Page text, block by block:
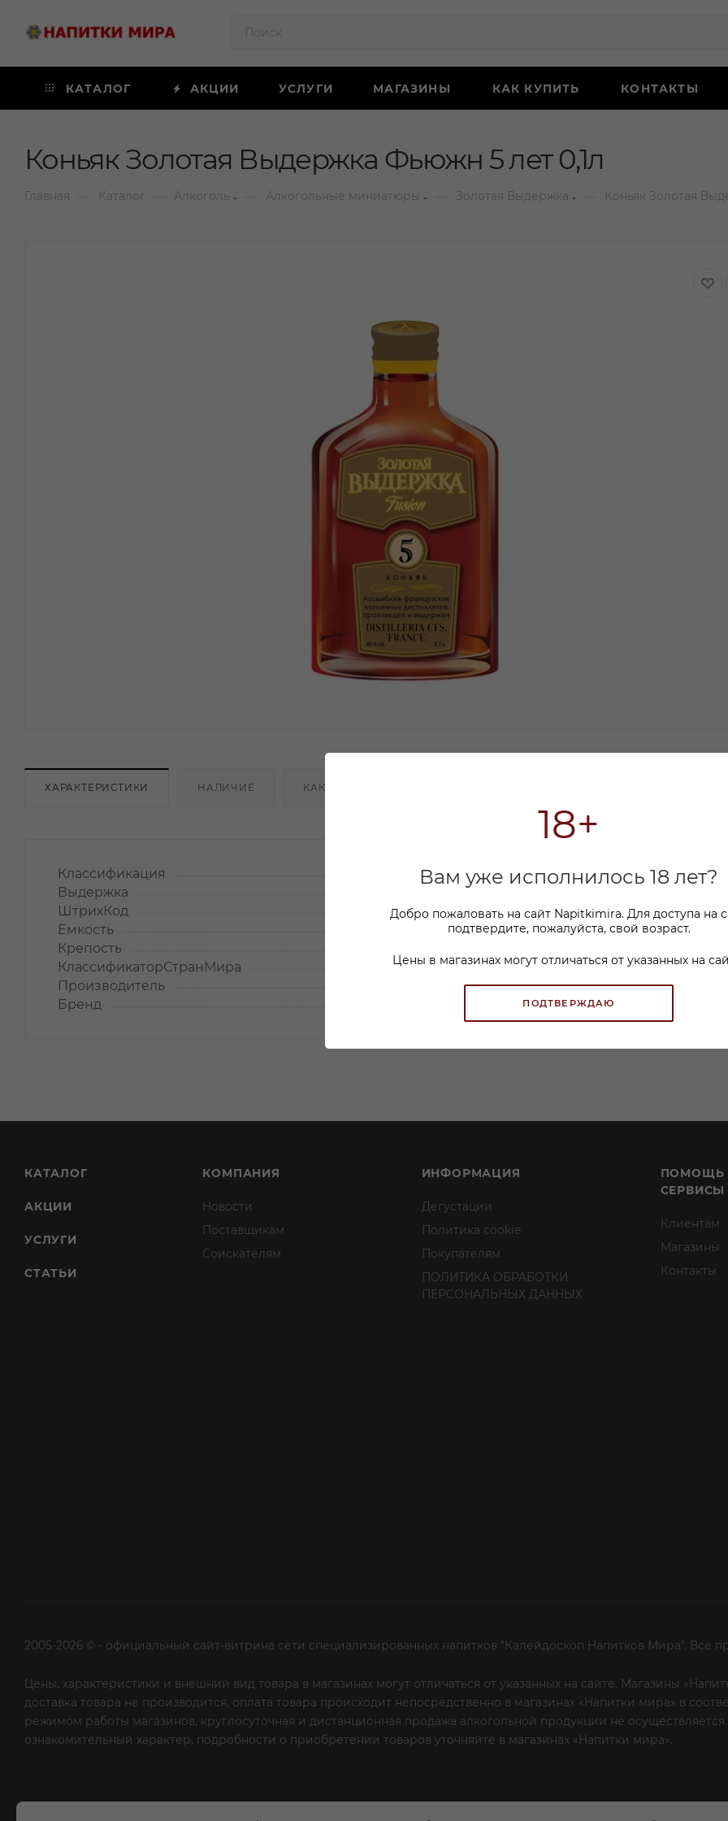
18+
Вам уже исполнилось 18 лет?
Добро пожаловать на сайт Napitkimira. Для доступа на
подтвердите, пожалуйста, свой возраст.
Цены в магазинах могут отличаться от указанных на
ПОДТВЕРЖДАЮ
КАТАЛОГ АКЦИИ УСЛУГИ МАГАЗИНЫ КАК КУПИТЬ КОНТАКТЫ
Коньяк Золотая Выдержка Фьюжн 5 лет 0,1л
Главная Каталог Алкоголь Алкогольные миниатюры Золотая Выдержка Коньяк Золотая
ХАРАКТЕРИСТИКИ НАЛИЧИЕ КАК КУПИТЬ
Классификация
Коньяк
Выдержка
ШтрихКод
4607002229239
Емкость
Крепость
КлассификаторСтранМира
Россия
Производитель
СТАВРОПОЛЬСКИЙ ВКЗ ЗАО
Бренд
КАТАЛОГ
АКЦИИ
УСЛУГИ
СТАТЬИ
КОМПАНИЯ
Новости
Поставщикам
Соискателям
ИНФОРМАЦИЯ
Дегустации
Политика cookie
Покупателям
ПОЛИТИКА ОБРАБОТКИ
ПЕРСОНАЛЬНЫХ ДАННЫХ
ПОМОЩЬ
СЕРВИСЫ
Клиентам
Магазины
Контакты
2005-2026 © - официальный сайт-витрина сети специализированных напитков "Калейдоскоп Напитков Мира". Все
Цены, характеристики и внешний вид товара в магазинах могут отличаться от указанных на сайте. Магазины
доставка товара не производится, оплата товара происходит непосредственно в магазинах «Напитки мира» в
режимом работы магазинов, круглосуточная и дистанционная продажа алкогольной продукции не
ознакомительный характер, подробности о приобретении товаров уточняйте в магазинах «Напитки мира».